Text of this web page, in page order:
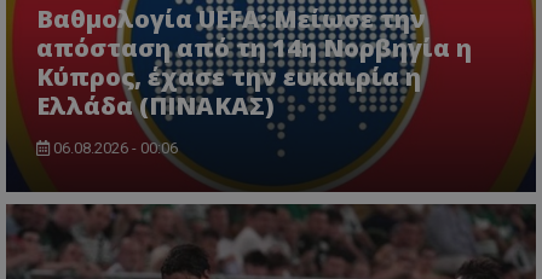
Βαθμολογία UEFA: Μείωσε την
απόσταση από τη 14η Νορβηγία η
Κύπρος, έχασε την ευκαιρία η
Ελλάδα (ΠΙΝΑΚΑΣ)
06.08.2026 - 00:06